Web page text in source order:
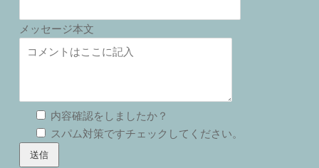
メッセージ本文
内容確認をしましたか？
スパム対策ですチェックしてください。